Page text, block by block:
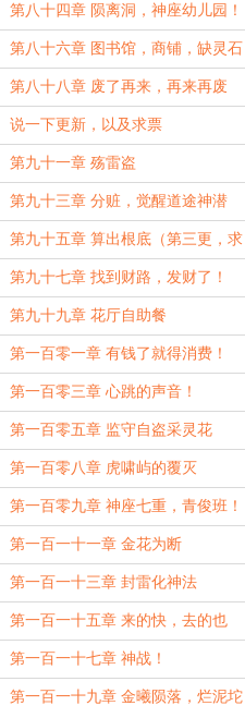
迹！（三更）
第八十四章 陨离洞，神座幼儿园！
第八十六章 图书馆，商铺，缺灵石
啊！
第八十八章 废了再来，再来再废
说一下更新，以及求票
第九十一章 殇雷盗
第九十三章 分赃，觉醒道途神潜
第九十五章 算出根底（第三更，求
月票）
第九十七章 找到财路，发财了！
（第五更，求月票）
第九十九章 花厅自助餐
第一百零一章 有钱了就得消费！
第一百零三章 心跳的声音！
第一百零五章 监守自盗采灵花
第一百零八章 虎啸屿的覆灭
第一百零九章 神座七重，青俊班！
第一百一十一章 金花为断
第一百一十三章 封雷化神法
第一百一十五章 来的快，去的也
快！
第一百一十七章 神战！
第一百一十九章 金曦陨落，烂泥坨